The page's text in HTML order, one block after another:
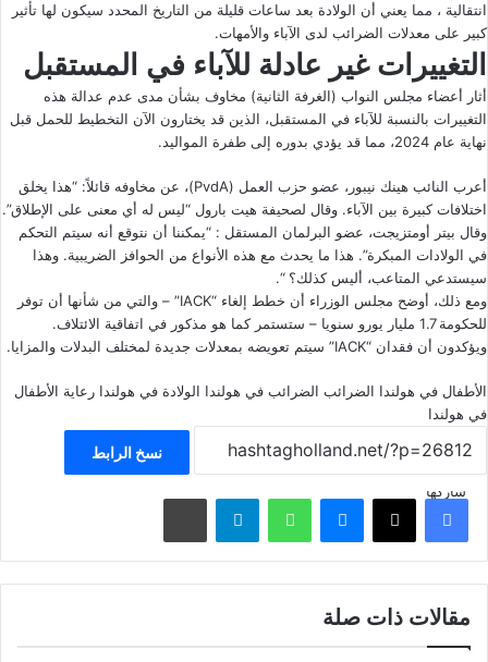
انتقالية ، مما يعني أن الولادة بعد ساعات قليلة من التاريخ المحدد سيكون لها تأثير
كبير على معدلات الضرائب لدى الآباء والأمهات.
التغييرات غير عادلة للآباء في المستقبل
أثار أعضاء مجلس النواب (الغرفة الثانية) مخاوف بشأن مدى عدم عدالة هذه
التغييرات بالنسبة للآباء في المستقبل، الذين قد يختارون الآن التخطيط للحمل قبل
نهاية عام 2024، مما قد يؤدي بدوره إلى طفرة المواليد.
أعرب النائب هينك نيبور، عضو حزب العمل (PvdA)، عن مخاوفه قائلاً: “هذا يخلق
اختلافات كبيرة بين الآباء. وقال لصحيفة هيت بارول “ليس له أي معنى على الإطلاق”.
وقال بيتر أومتزيجت، عضو البرلمان المستقل : “يمكننا أن نتوقع أنه سيتم التحكم
في الولادات المبكرة”. هذا ما يحدث مع هذه الأنواع من الحوافز الضريبية. وهذا
سيستدعي المتاعب، أليس كذلك؟ “.
ومع ذلك، أوضح مجلس الوزراء أن خطط إلغاء “IACK” – والتي من شأنها أن توفر
للحكومة 1.7 مليار يورو سنويا – ستستمر كما هو مذكور في اتفاقية الائتلاف.
ويؤكدون أن فقدان “IACK” سيتم تعويضه بمعدلات جديدة لمختلف البدلات والمزايا.
الأطفال في هولندا الضرائب الضرائب في هولندا الولادة في هولندا رعاية الأطفال
في هولندا
نسخ الرابط
شاركهافيسبوك ‫X ماسنجر واتساب تيلقرام مشاركة عبر البريد
مقالات ذات صلة